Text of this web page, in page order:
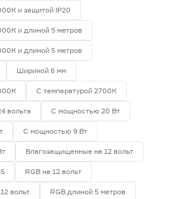
и защитой IP20
и длиной 5 метров
и длиной 5 метров
Шириной 6 мм
С температурой 2700К
вольта С мощностью 20 Вт
С мощностью 9 Вт
Влагозащищенные на 12 вольт
RGB на 12 вольт
вольт RGB длиной 5 метров